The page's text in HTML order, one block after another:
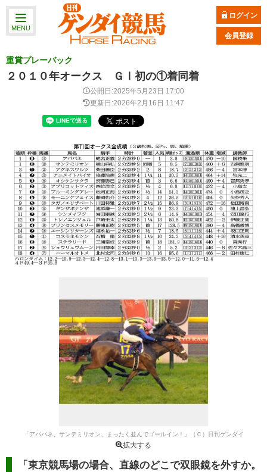
MENU
ログイン
会員登録
重賞プレーバック
２０１０年オークス ＧⅠ初の①着同着
公開日:2025年5月23日 17:00
更新日:2026年2月16日 11:47
「アパパネ、サンテミリオン、まったく並んでゴールイン！」（Ｃ）日刊ゲンダイ
拡大する
「東京競馬場の場合、直線のどこで双眼鏡を外すか。